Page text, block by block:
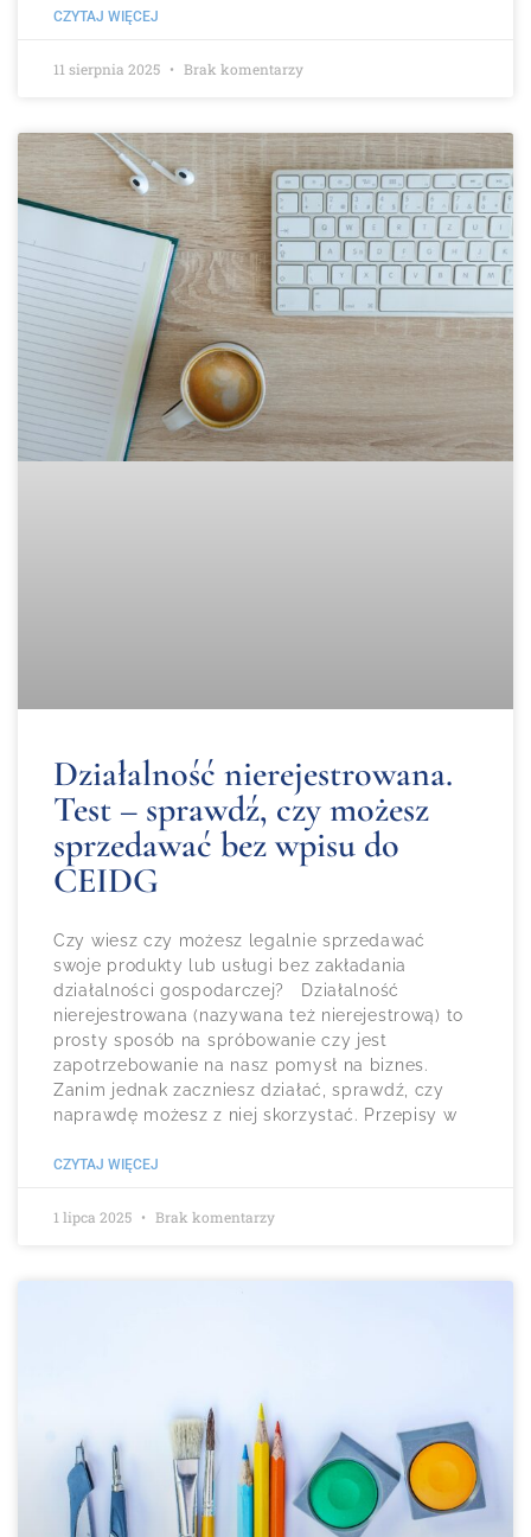
CZYTAJ WIĘCEJ
11 sierpnia 2025 Brak komentarzy
Działalność nierejestrowana.
Test – sprawdź, czy możesz
sprzedawać bez wpisu do
CEIDG
Czy wiesz czy możesz legalnie sprzedawać
swoje produkty lub usługi bez zakładania
działalności gospodarczej? Działalność
nierejestrowana (nazywana też nierejestrową) to
prosty sposób na spróbowanie czy jest
zapotrzebowanie na nasz pomysł na biznes.
Zanim jednak zaczniesz działać, sprawdź, czy
naprawdę możesz z niej skorzystać. Przepisy w
CZYTAJ WIĘCEJ
1 lipca 2025 Brak komentarzy